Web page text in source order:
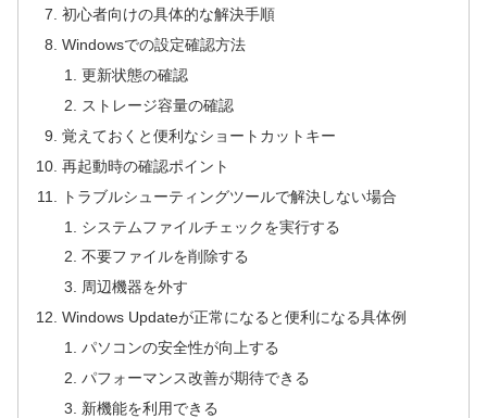
初心者向けの具体的な解決手順
Windowsでの設定確認方法
更新状態の確認
ストレージ容量の確認
覚えておくと便利なショートカットキー
再起動時の確認ポイント
トラブルシューティングツールで解決しない場合
システムファイルチェックを実行する
不要ファイルを削除する
周辺機器を外す
Windows Updateが正常になると便利になる具体例
パソコンの安全性が向上する
パフォーマンス改善が期待できる
新機能を利用できる